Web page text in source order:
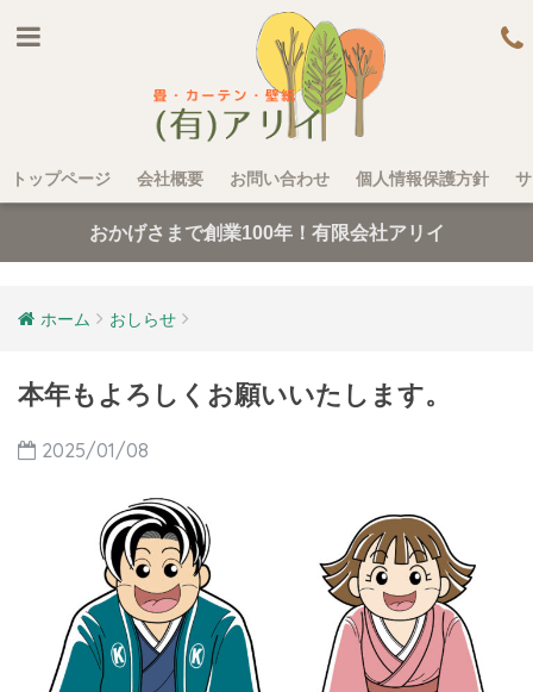
トップページ 会社概要 お問い合わせ 個人情報保護方針
おかげさまで創業100年！有限会社アリイ
ホーム おしらせ
本年もよろしくお願いいたします。
2025/01/08